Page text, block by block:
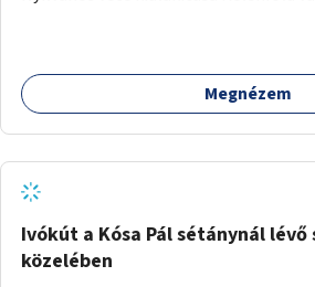
Megnézem
Ivókút a Kósa Pál sétánynál
közelében